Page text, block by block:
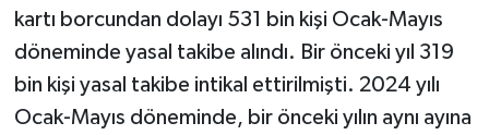
kartı borcundan dolayı 531 bin kişi Ocak-Mayıs
döneminde yasal takibe alındı. Bir önceki yıl 319
bin kişi yasal takibe intikal ettirilmişti. 2024 yılı
Ocak-Mayıs döneminde, bir önceki yılın aynı ayına